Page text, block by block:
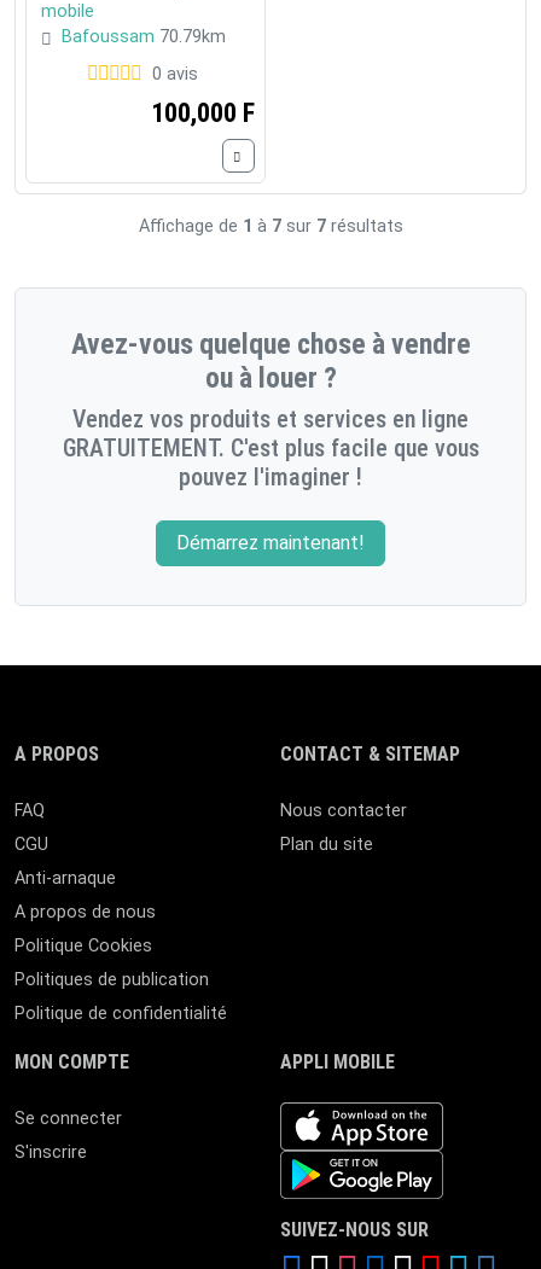
mobile
Bafoussam 70.79km
0 avis
100,000 F
Affichage de 1 à 7sur 7résultats
Avez-vous quelque chose à vendre
ou à louer ?
Vendez vos produits et services en ligne
GRATUITEMENT. C'est plus facile que vous
pouvez l'imaginer !
Démarrez maintenant!
A PROPOS
FAQ
CGU
Anti-arnaque
A propos de nous
Politique Cookies
Politiques de publication
Politique de confidentialité
CONTACT & SITEMAP
Nous contacter
Plan du site
MON COMPTE
Se connecter
S'inscrire
APPLI MOBILE
iOS app
Android App
SUIVEZ-NOUS SUR